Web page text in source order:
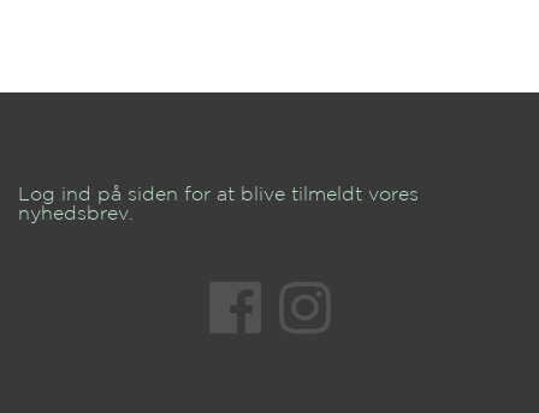
Log ind på siden for at blive tilmeldt vores
nyhedsbrev.